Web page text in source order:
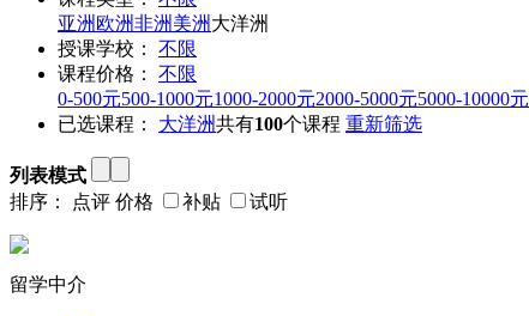
亚洲 欧洲非洲 美洲 大洋洲
授课学校：
不限
课程价格：
不限
0-500元500-1000元1000-2000元2000-5000元5000-10000元
已选课程：
大洋洲共有100个课程 重新筛选
列表模式
排序：
点评 价格 补贴 试听
留学中介